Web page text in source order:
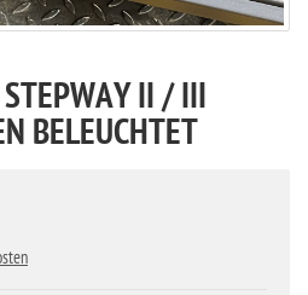
II / III
BELEUCHTET